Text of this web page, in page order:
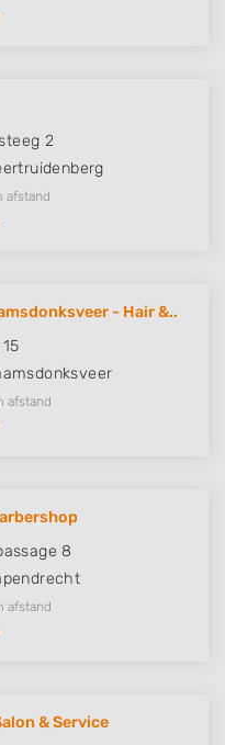
2
afstand
- Hair &..
afstand
8
afstand
& Service